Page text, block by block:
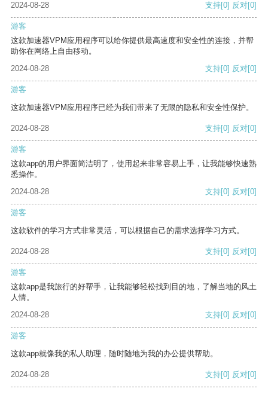
2024-08-28 支持[0] 反对[0]
游客
这款加速器VPM应用程序可以给你提供最高速度和安全性的连接，并帮
助你在网络上自由移动。
2024-08-28
支持[0] 反对[0]
游客
这款加速器VPM应用程序已经为我们带来了无限的隐私和安全性保护。
2024-08-28 支持[0] 反对[0]
游客
这款app的用户界面简洁明了，使用起来非常容易上手，让我能够快速熟
悉操作。
2024-08-28
支持[0] 反对[0]
游客
这款软件的学习方式非常灵活，可以根据自己的需求选择学习方式。
2024-08-28 支持[0] 反对[0]
游客
这款app是我旅行的好帮手，让我能够轻松找到目的地，了解当地的风土
人情。
2024-08-28
支持[0] 反对[0]
游客
这款app就像我的私人助理，随时随地为我的办公提供帮助。
2024-08-28 支持[0] 反对[0]